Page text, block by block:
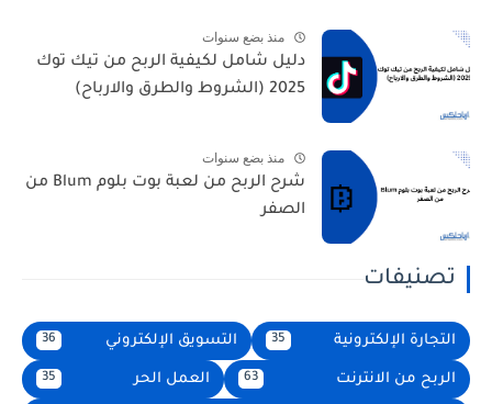
منذ بضع سنوات
دليل شامل لكيفية الربح من تيك توك
2025 (الشروط والطرق والارباح)
منذ بضع سنوات
شرح الربح من لعبة بوت بلوم Blum من
الصفر
تصنيفات
التجارة الإلكترونية التسويق الإلكتروني
الربح من الانترنت العمل الحر